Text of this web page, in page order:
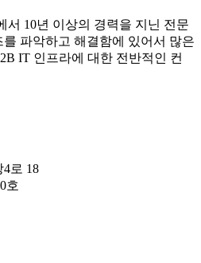
서 10년 이상의 경력을 지닌 전문
파악하고 해결함에 있어서 많은
IT 인프라에 대한 전반적인 컨
로 18
호